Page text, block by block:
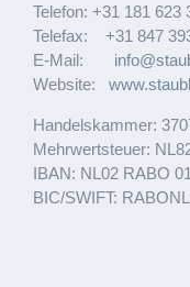
Telefon: +31 181 623
Telefax: +31 847
E-Mail:
Website:
Handelskammer:
Mehrwertsteuer:
IBAN: NL02 RABO
BIC/SWIFT: